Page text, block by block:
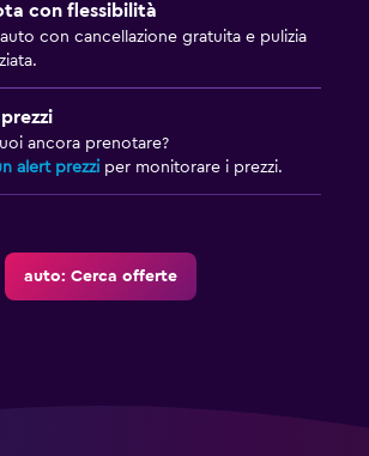
con flessibilità
con cancellazione gratuita e pulizia
ancora prenotare?
alert prezzi per monitorare i prezzi.
auto: Cerca offerte